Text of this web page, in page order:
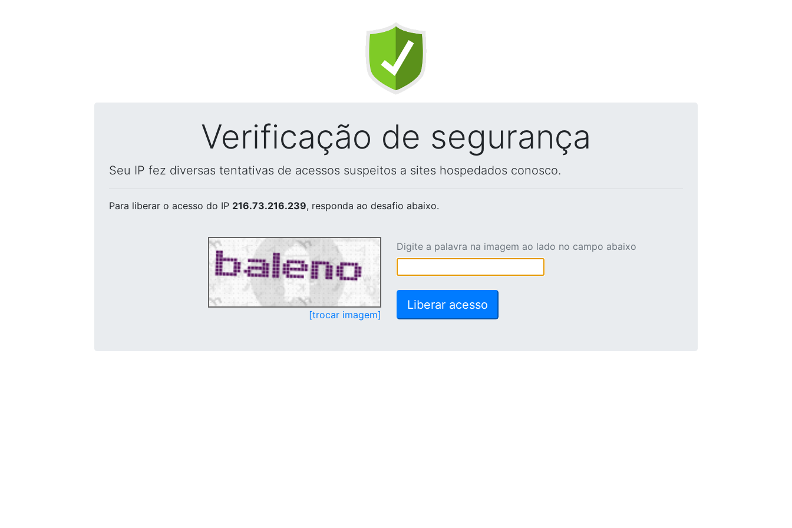
Verificação de segurança
Seu IP fez diversas tentativas de acessos suspeitos a sites hospedados conosco.
Para liberar o acesso do IP 216.73.216.239, responda ao desafio abaixo.
[trocar imagem]
Digite a palavra na imagem ao lado no campo abaixo